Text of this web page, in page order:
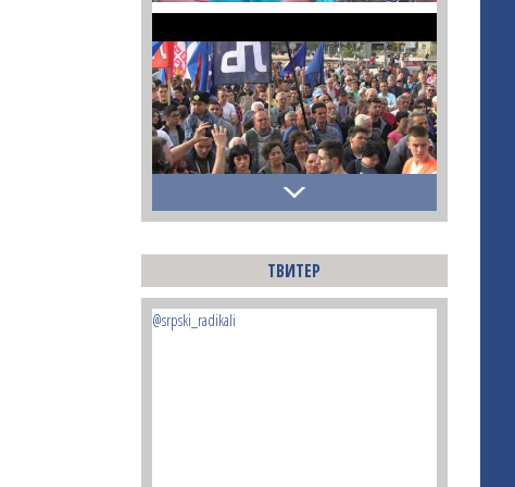
ТВИТЕР
@srpski_radikali